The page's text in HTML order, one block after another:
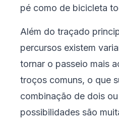
pé como de bicicleta
Além do traçado
percursos existem
tornar o passeio mais
troços comuns, o que
combinação de dois
possibilidades são